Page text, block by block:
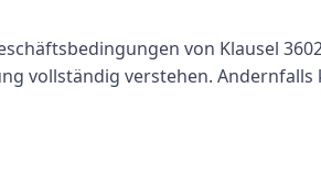
von Klausel
vollständig verstehen.